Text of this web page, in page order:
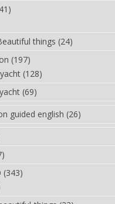
things (24)
(197)
(128)
(69)
guided english (26)
(343)